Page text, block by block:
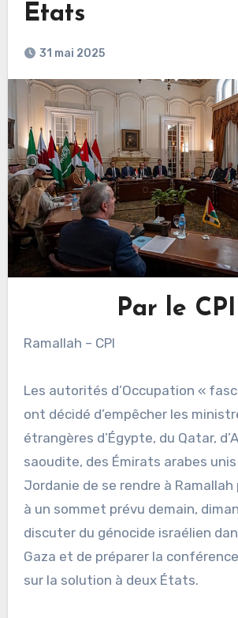
États
31 mai 2025
Par le CPI
Ramallah – CPI
Les autorités d’Occupation «
ont décidé d’empêcher les
étrangères d’Égypte, du Qatar,
saoudite, des Émirats arabes
Jordanie de se rendre à
à un sommet prévu demain,
discuter du génocide israélien
Gaza et de préparer la
sur la solution à deux États.